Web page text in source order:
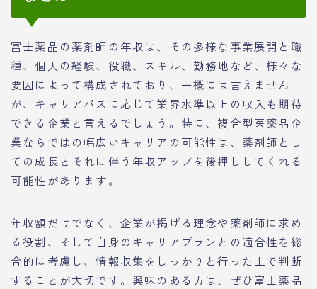
富士薬品の薬剤師の年収は、その多様な事業展開と職
種、個人の経験、役職、スキル、勤務地など、様々な
要因によって構成されており、一概には言えません
が、キャリアパスに応じて業界水準以上の収入も期待
できる企業と言えるでしょう。特に、複合型医薬品企
業ならではの幅広いキャリアの可能性は、薬剤師とし
ての成長とそれに伴う年収アップを後押ししてくれる
可能性があります。
年収額だけでなく、企業が掲げる理念や薬剤師に求め
る役割、そして自身のキャリアプランとの適合性を総
合的に考慮し、情報収集をしっかりと行った上で判断
することが大切です。興味のある方は、ぜひ富士薬品